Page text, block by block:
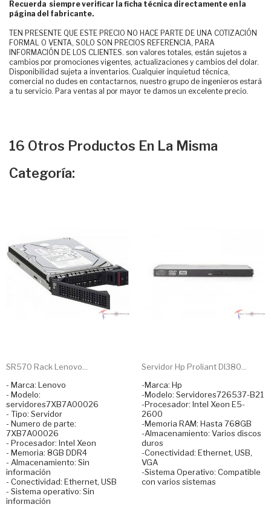
Recuerda siempre verificar la ficha técnica directamente en la
página del fabricante.
TEN PRESENTE QUE ESTE PRECIO NO HACE PARTE DE UNA COTIZACIÓN
FORMAL O VENTA, SOLO SON PRECIOS REFERENCIA, PARA
INFORMACIÓN DE LOS CLIENTES. son valores totales, están sujetos a
cambios por promociones vigentes, actualizaciones y cambios del dolar.
Disponibilidad sujeta a inventarios. Cualquier inquietud técnica,
comercial no dudes en contactarnos, nuestro grupo de ingenieros estará
a tu servicio. Para ventas al por mayor te damos un excelente precio.
16 Otros Productos En La Misma
Categoría:
SR570 Rack Lenovo...
- Marca: Lenovo
- Modelo:
servidores7XB7A00026
- Tipo: Servidor
- Numero de parte:
7XB7A00026
- Procesador: Intel Xeon
- Memoria: 8GB DDR4
- Almacenamiento: Sin
información
- Conectividad: Ethernet, USB
- Sistema operativo: Sin
información
Servidor Hp Proliant Dl380...
-Marca: Hp
-Modelo: Servidores726537-B21
-Procesador: Intel Xeon E5-
2600
-Memoria RAM: Hasta 768GB
-Almacenamiento: Varios discos
duros
-Conectividad: Ethernet, USB,
VGA
-Sistema Operativo: Compatible
con varios sistemas